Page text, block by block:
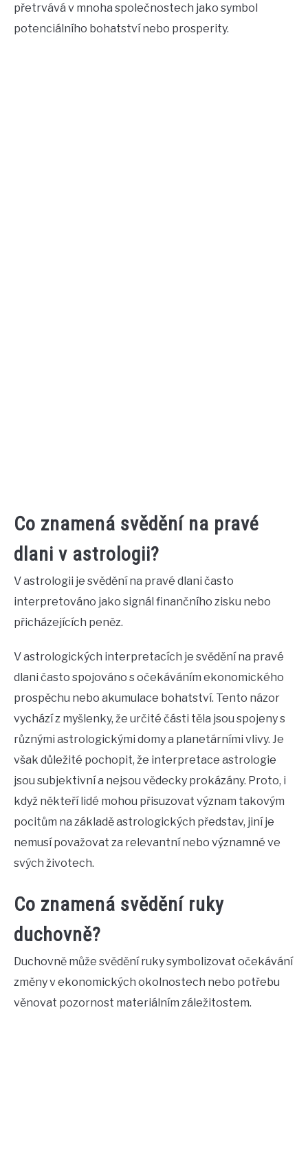
přetrvává v mnoha společnostech jako symbol
potenciálního bohatství nebo prosperity.
Co znamená svědění na pravé
dlani v astrologii?
V astrologii je svědění na pravé dlani často
interpretováno jako signál finančního zisku nebo
přicházejících peněz.
V astrologických interpretacích je svědění na pravé
dlani často spojováno s očekáváním ekonomického
prospěchu nebo akumulace bohatství. Tento názor
vychází z myšlenky, že určité části těla jsou spojeny s
různými astrologickými domy a planetárními vlivy. Je
však důležité pochopit, že interpretace astrologie
jsou subjektivní a nejsou vědecky prokázány. Proto, i
když někteří lidé mohou přisuzovat význam takovým
pocitům na základě astrologických představ, jiní je
nemusí považovat za relevantní nebo významné ve
svých životech.
Co znamená svědění ruky
duchovně?
Duchovně může svědění ruky symbolizovat očekávání
změny v ekonomických okolnostech nebo potřebu
věnovat pozornost materiálním záležitostem.